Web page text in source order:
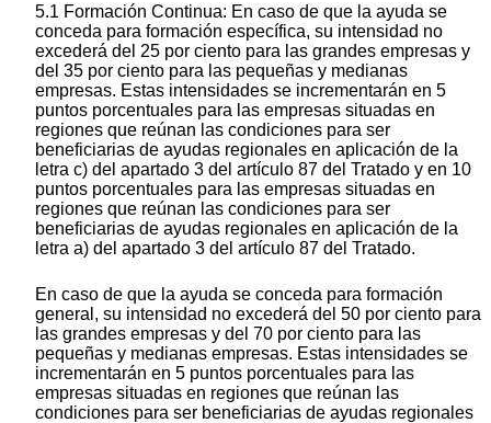
5.1 Formación Continua: En caso de que la ayuda se
conceda para formación específica, su intensidad no
excederá del 25 por ciento para las grandes empresas y
del 35 por ciento para las pequeñas y medianas
empresas. Estas intensidades se incrementarán en 5
puntos porcentuales para las empresas situadas en
regiones que reúnan las condiciones para ser
beneficiarias de ayudas regionales en aplicación de la
letra c) del apartado 3 del artículo 87 del Tratado y en 10
puntos porcentuales para las empresas situadas en
regiones que reúnan las condiciones para ser
beneficiarias de ayudas regionales en aplicación de la
letra a) del apartado 3 del artículo 87 del Tratado.
En caso de que la ayuda se conceda para formación
general, su intensidad no excederá del 50 por ciento para
las grandes empresas y del 70 por ciento para las
pequeñas y medianas empresas. Estas intensidades se
incrementarán en 5 puntos porcentuales para las
empresas situadas en regiones que reúnan las
condiciones para ser beneficiarias de ayudas regionales